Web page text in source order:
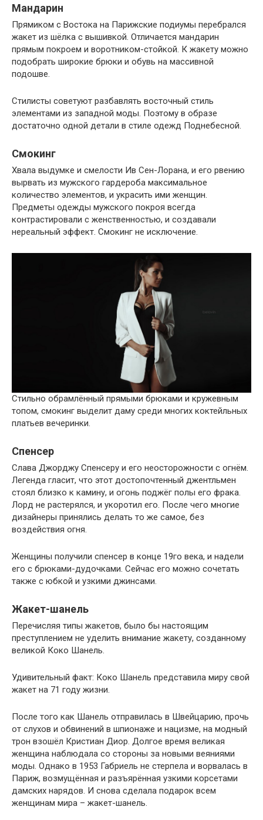
Мандарин
Прямиком с Востока на Парижские подиумы перебрался
жакет из шёлка с вышивкой. Отличается мандарин
прямым покроем и воротником-стойкой. К жакету можно
подобрать широкие брюки и обувь на массивной
подошве.
Стилисты советуют разбавлять восточный стиль
элементами из западной моды. Поэтому в образе
достаточно одной детали в стиле одежд Поднебесной.
Смокинг
Хвала выдумке и смелости Ив Сен-Лорана, и его рвению
вырвать из мужского гардероба максимальное
количество элементов, и украсить ими женщин.
Предметы одежды мужского покроя всегда
контрастировали с женственностью, и создавали
нереальный эффект. Смокинг не исключение.
Стильно обрамлённый прямыми брюками и кружевным
топом, смокинг выделит даму среди многих коктейльных
платьев вечеринки.
Спенсер
Слава Джорджу Спенсеру и его неосторожности с огнём.
Легенда гласит, что этот достопочтенный джентльмен
стоял близко к камину, и огонь поджёг полы его фрака.
Лорд не растерялся, и укоротил его. После чего многие
дизайнеры принялись делать то же самое, без
воздействия огня.
Женщины получили спенсер в конце 19го века, и надели
его с брюками-дудочками. Сейчас его можно сочетать
также с юбкой и узкими джинсами.
Жакет-шанель
Перечисляя типы жакетов, было бы настоящим
преступлением не уделить внимание жакету, созданному
великой Коко Шанель.
Удивительный факт: Коко Шанель представила миру свой
жакет на 71 году жизни.
После того как Шанель отправилась в Швейцарию, прочь
от слухов и обвинений в шпионаже и нацизме, на модный
трон взошёл Кристиан Диор. Долгое время великая
женщина наблюдала со стороны за новыми веяниями
моды. Однако в 1953 Габриель не стерпела и ворвалась в
Париж, возмущённая и разъярённая узкими корсетами
дамских нарядов. И снова сделала подарок всем
женщинам мира – жакет-шанель.